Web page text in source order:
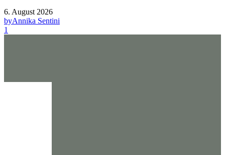
6. August 2026
byAnnika Sentini
1